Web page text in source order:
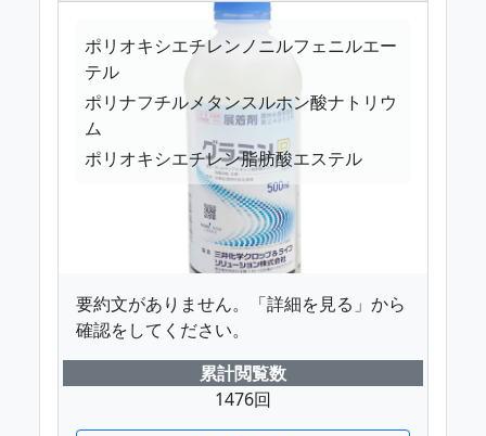
ポリオキシエチレンノニルフェニルエー
テル
ポリナフチルメタンスルホン酸ナトリウ
ム
ポリオキシエチレン脂肪酸エステル
要約文がありません。「詳細を見る」から
確認をしてください。
累計閲覧数
1476回